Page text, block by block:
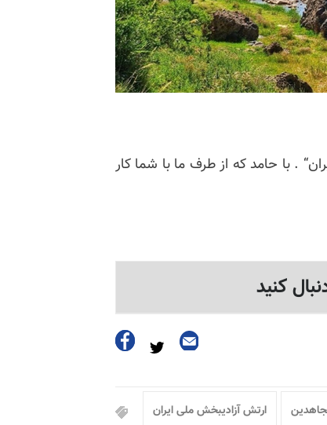
. با حامد که از طرف ما با شما کار
کنید
ارتش آزادیبخش ملی ایران